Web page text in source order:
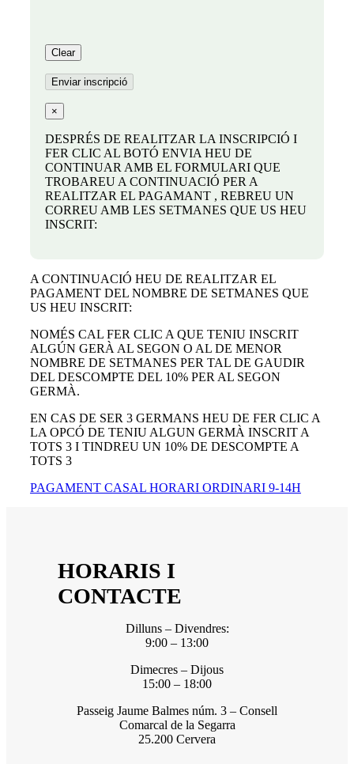
×
DESPRÉS DE REALITZAR LA INSCRIPCIÓ I
FER CLIC AL BOTÓ ENVIA HEU DE
CONTINUAR AMB EL FORMULARI QUE
TROBAREU A CONTINUACIÓ PER A
REALITZAR EL PAGAMANT , REBREU UN
CORREU AMB LES SETMANES QUE US HEU
INSCRIT:
A CONTINUACIÓ HEU DE REALITZAR EL
PAGAMENT DEL NOMBRE DE SETMANES QUE
US HEU INSCRIT:
NOMÉS CAL FER CLIC A QUE TENIU INSCRIT
ALGÚN GERÀ AL SEGON O AL DE MENOR
NOMBRE DE SETMANES PER TAL DE GAUDIR
DEL DESCOMPTE DEL 10% PER AL SEGON
GERMÀ.
EN CAS DE SER 3 GERMANS HEU DE FER CLIC A
LA OPCÓ DE TENIU ALGUN GERMÀ INSCRIT A
TOTS 3 I TINDREU UN 10% DE DESCOMPTE A
TOTS 3
PAGAMENT CASAL HORARI ORDINARI 9-14H
HORARIS I
CONTACTE
Dilluns – Divendres:
9:00 – 13:00
Dimecres – Dijous
15:00 – 18:00
Passeig Jaume Balmes núm. 3 – Consell
Comarcal de la Segarra
25.200 Cervera